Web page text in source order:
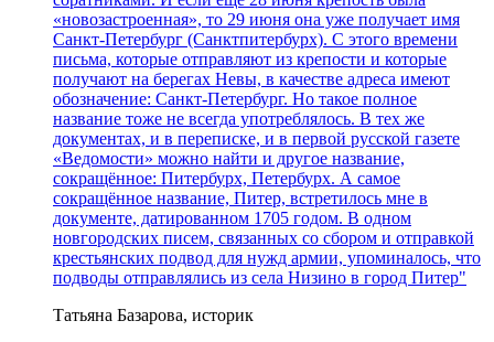
«новозастроенная», то 29 июня она уже получает имя
Санкт-Петербург (Санктпитербурх). С этого времени
письма, которые отправляют из крепости и которые
получают на берегах Невы, в качестве адреса имеют
обозначение: Санкт-Петербург. Но такое полное
название тоже не всегда употреблялось. В тех же
документах, и в переписке, и в первой русской газете
«Ведомости» можно найти и другое название,
сокращённое: Питербурх, Петербурх. А самое
сокращённое название, Питер, встретилось мне в
документе, датированном 1705 годом. В одном
новгородских писем, связанных со сбором и отправкой
крестьянских подвод для нужд армии, упоминалось, что
подводы отправлялись из села Низино в город Питер"
Татьяна Базарова, историк